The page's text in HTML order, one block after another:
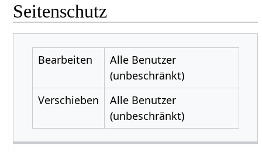
Seitenschutz
Bearbeiten
Alle Benutzer
(unbeschränkt)
Verschieben
Alle Benutzer
(unbeschränkt)